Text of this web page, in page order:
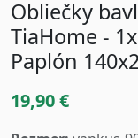
Obliečky
TiaHome -
Paplón
19,90 €